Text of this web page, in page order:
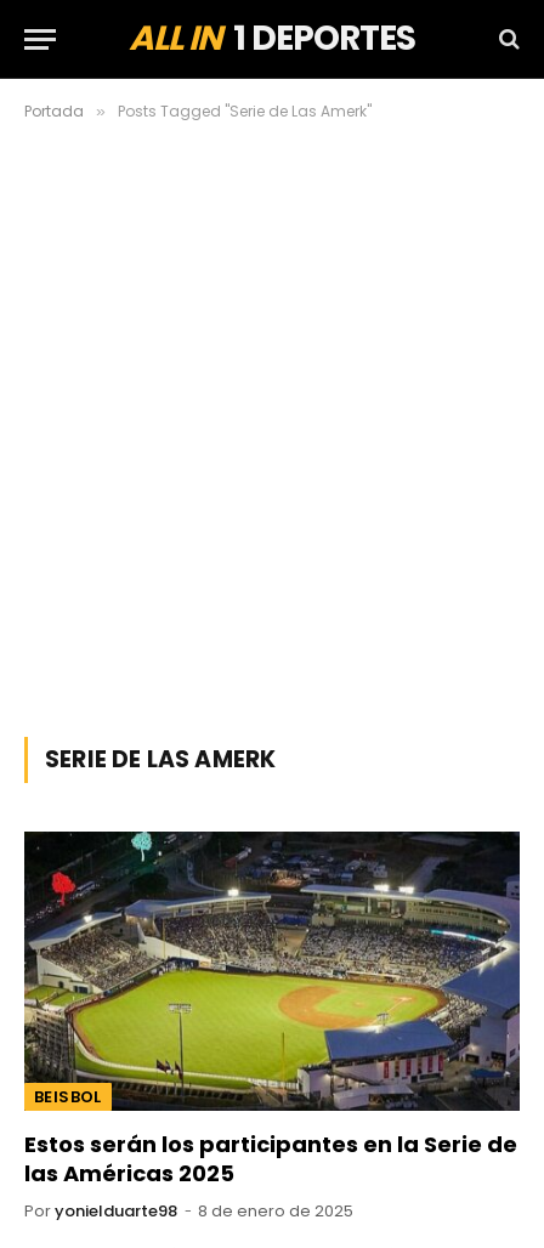
ALL IN1 DEPORTES
Portada » Posts Tagged "Serie de Las Amerk"
SERIE DE LAS AMERK
BEISBOL
Estos serán los participantes en la Serie de
las Américas 2025
Poryonielduarte98 8 de enero de 2025